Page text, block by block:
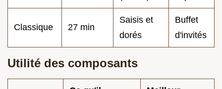
Classique 27 min
Saisis et
dorés
Buffet
d'invités
Utilité des composants